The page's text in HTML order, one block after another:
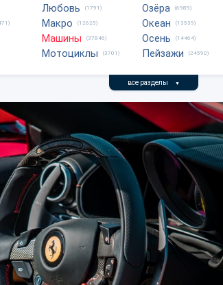
Любовь (1791)
Макро (12625)
Машины (37846)
Мотоциклы (3701)
Озёра (6989)
Океан (13539)
Осень (14464)
Пейзажи (24590)
все разделы ▼